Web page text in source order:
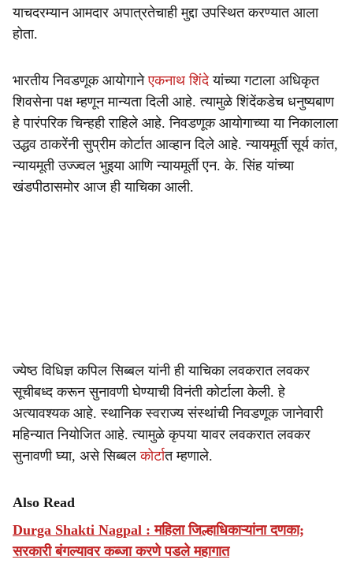
याचदरम्यान आमदार अपात्रतेचाही मुद्दा उपस्थित करण्यात आला
होता.
भारतीय निवडणूक आयोगानेएकनाथ शिंदेयांच्या गटाला अधिकृत
शिवसेना पक्ष म्हणून मान्यता दिली आहे. त्यामुळे शिंदेंकडेच धनुष्यबाण
हे पारंपरिक चिन्हही राहिले आहे. निवडणूक आयोगाच्या या निकालाला
उद्धव ठाकरेंनी सुप्रीम कोर्टात आव्हान दिले आहे. न्यायमूर्ती सूर्य कांत,
न्यायमूती उज्ज्वल भुइया आणि न्यायमूर्ती एन. के. सिंह यांच्या
खंडपीठासमोर आज ही याचिका आली.
ज्येष्ठ विधिज्ञ कपिल सिब्बल यांनी ही याचिका लवकरात लवकर
सूचीबध्द करून सुनावणी घेण्याची विनंती कोर्टाला केली. हे
अत्यावश्यक आहे. स्थानिक स्वराज्य संस्थांची निवडणूक जानेवारी
महिन्यात नियोजित आहे. त्यामुळे कृपया यावर लवकरात लवकर
सुनावणी घ्या, असे सिब्बलकोर्टात म्हणाले.
Also Read
Durga Shakti Nagpal : महिला जिल्हाधिकाऱ्यांना दणका;
सरकारी बंगल्यावर कब्जा करणे पडले महागात